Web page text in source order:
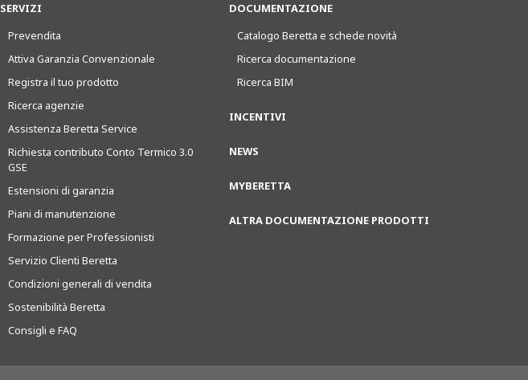
SERVIZI
Prevendita
Attiva Garanzia Convenzionale
Registra il tuo prodotto
Ricerca agenzie
Assistenza Beretta Service
Richiesta contributo Conto Termico 3.0
GSE
Estensioni di garanzia
Piani di manutenzione
Formazione per Professionisti
Servizio Clienti Beretta
Condizioni generali di vendita
Sostenibilità Beretta
Consigli e FAQ
DOCUMENTAZIONE
Catalogo Beretta e schede novità
Ricerca documentazione
Ricerca BIM
INCENTIVI
NEWS
MYBERETTA
ALTRA DOCUMENTAZIONE PRODOTTI